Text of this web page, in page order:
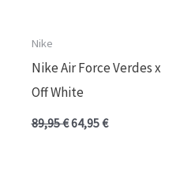
Nike
Nike Air Force Verdes x
Off White
89,95€64,95€